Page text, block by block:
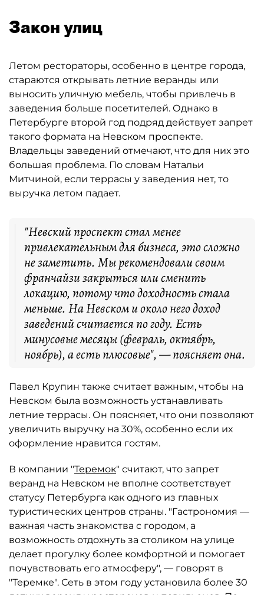
Закон улиц
Летом рестораторы, особенно в центре города,
стараются открывать летние веранды или
выносить уличную мебель, чтобы привлечь в
заведения больше посетителей. Однако в
Петербурге второй год подряд действует запрет
такого формата на Невском проспекте.
Владельцы заведений отмечают, что для них это
большая проблема. По словам Натальи
Митчиной, если террасы у заведения нет, то
выручка летом падает.
"Невский проспект стал менее
привлекательным для бизнеса, это сложно
не заметить. Мы рекомендовали своим
франчайзи закрыться или сменить
локацию, потому что доходность стала
меньше. На Невском и около него доход
заведений считается по году. Есть
минусовые месяцы (февраль, октябрь,
ноябрь), а есть плюсовые", — поясняет она.
Павел Крупин также считает важным, чтобы на
Невском была возможность устанавливать
летние террасы. Он поясняет, что они позволяют
увеличить выручку на 30%, особенно если их
оформление нравится гостям.
В компании "Теремок" считают, что запрет
веранд на Невском не вполне соответствует
статусу Петербурга как одного из главных
туристических центров страны. "Гастрономия —
важная часть знакомства с городом, а
возможность отдохнуть за столиком на улице
делает прогулку более комфортной и помогает
почувствовать его атмосферу", — говорят в
"Теремке". Сеть в этом году установила более 30